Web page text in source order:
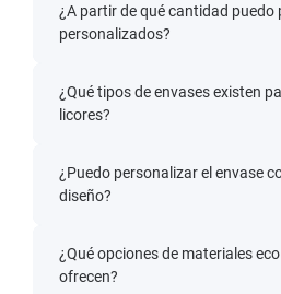
¿A partir de qué cantidad puedo
personalizados?
¿Qué tipos de envases existen
licores?
¿Puedo personalizar el envase
diseño?
¿Qué opciones de materiales
ofrecen?